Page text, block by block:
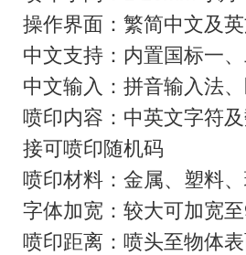
操作界面：繁简中文及
中文支持：内置国标一
中文输入：拼音输入法
喷印内容：中英文字符
接可喷印随机码
喷印材料：金属、塑料
字体加宽：较大可加宽
喷印距离：喷头至物体